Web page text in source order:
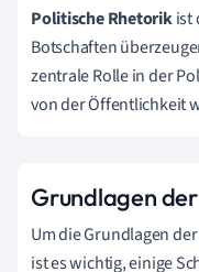
Politische Rhetorikist
Botschaften
zentrale Rolle in der
von der Öffentlichkeit
Grundlagen
Um die Grundlagen
ist es wichtig, einige